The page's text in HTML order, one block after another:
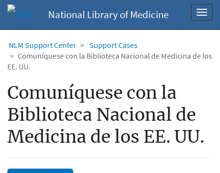
National Library of Medicine
NLM Support Center
Support Cases
Comuníquese con la Biblioteca Nacional de Medicina de los
EE. UU.
Comuníquese con la
Biblioteca Nacional de
Medicina de los EE. UU.